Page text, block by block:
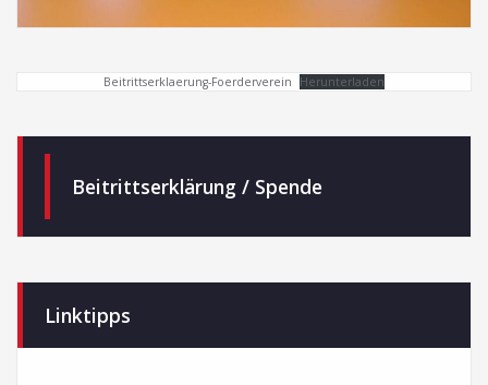
Beitrittserklaerung-Foerderverein Herunterladen
Beitrittserklärung / Spende
Linktipps